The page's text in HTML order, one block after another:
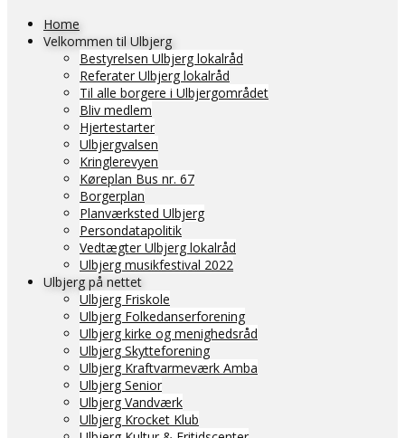
Home
Velkommen til Ulbjerg
Bestyrelsen Ulbjerg lokalråd
Referater Ulbjerg lokalråd
Til alle borgere i Ulbjergområdet
Bliv medlem
Hjertestarter
Ulbjergvalsen
Kringlerevyen
Køreplan Bus nr. 67
Borgerplan
Planværksted Ulbjerg
Persondatapolitik
Vedtægter Ulbjerg lokalråd
Ulbjerg musikfestival 2022
Ulbjerg på nettet
Ulbjerg Friskole
Ulbjerg Folkedanserforening
Ulbjerg kirke og menighedsråd
Ulbjerg Skytteforening
Ulbjerg Kraftvarmeværk Amba
Ulbjerg Senior
Ulbjerg Vandværk
Ulbjerg Krocket Klub